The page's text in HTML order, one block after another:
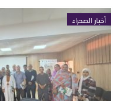
أخبار الصحراء